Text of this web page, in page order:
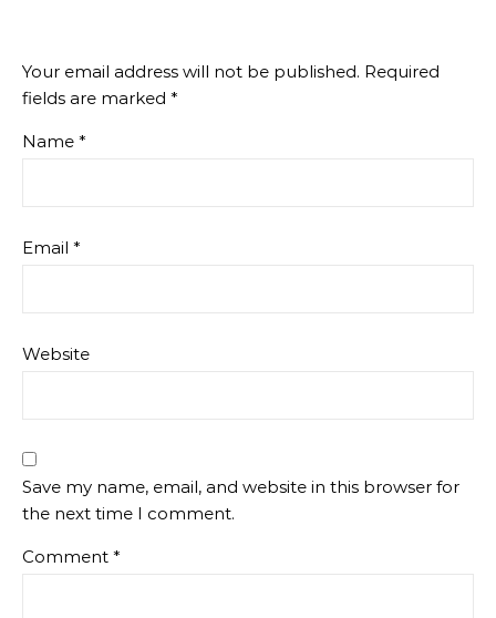
Your email address will not be published. Required
fields are marked *
Name *
Email *
Website
Save my name, email, and website in this browser for
the next time I comment.
Comment *